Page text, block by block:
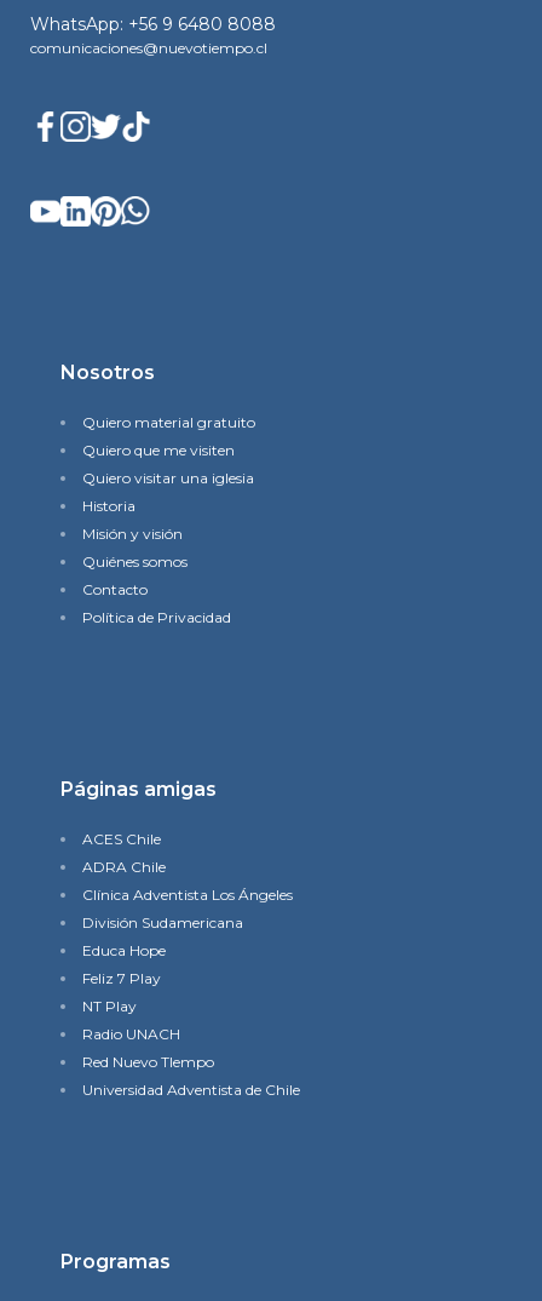
WhatsApp: +56 9 6480 8088
comunicaciones@nuevotiempo.cl
Nosotros
Quiero material gratuito
Quiero que me visiten
Quiero visitar una iglesia
Historia
Misión y visión
Quiénes somos
Contacto
Política de Privacidad
Páginas amigas
ACES Chile
ADRA Chile
Clínica Adventista Los Ángeles
División Sudamericana
Educa Hope
Feliz 7 Play
NT Play
Radio UNACH
Red Nuevo TIempo
Universidad Adventista de Chile
Programas